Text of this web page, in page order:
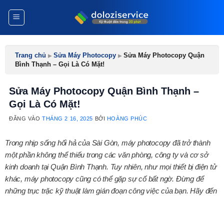
Trang chủ ▸ Sửa Máy Photocopy ▸ Sửa Máy Photocopy Quận
Bình Thạnh – Gọi Là Có Mặt!
Sửa Máy Photocopy Quận Bình Thạnh –
Gọi Là Có Mặt!
ĐĂNG VÀOTHÁNG 2 16, 2025 BỞI HOÀNG PHÚC
Trong nhịp sống hối hả của Sài Gòn, máy photocopy đã trở thành
một phần không thể thiếu trong các văn phòng, công ty và cơ sở
kinh doanh tại Quận Bình Thạnh. Tuy nhiên, như mọi thiết bị điện tử
khác, máy photocopy cũng có thể gặp sự cố bất ngờ. Đừng để
những trục trặc kỹ thuật làm gián đoạn công việc của bạn. Hãy đến